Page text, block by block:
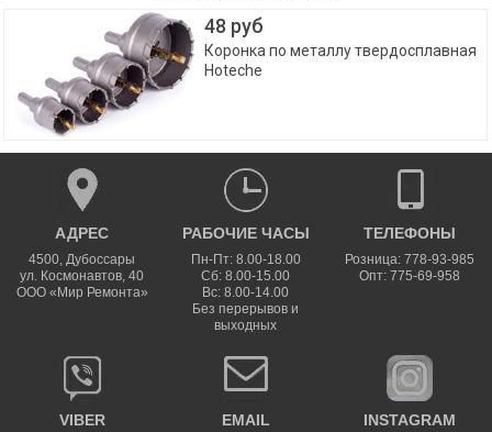
48 руб
Коронка по металлу твердосплавная
Hoteche
АДРЕС
4500,Дубоссары
ул. Космонавтов, 40
ООО «Мир Ремонта»
РАБОЧИЕ ЧАСЫ
Пн-Пт: 8.00-18.00
Сб: 8.00-15.00
Вс: 8.00-14.00
Без перерывов и
выходных
ТЕЛЕФОНЫ
Розница: 778-93-985
Опт: 775-69-958
VIBER EMAIL INSTAGRAM